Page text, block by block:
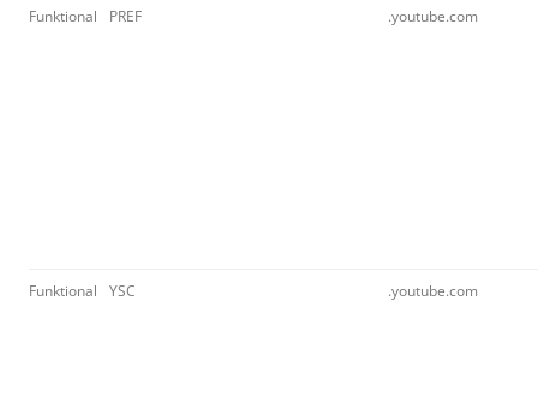
Funktional PREF .youtube.com
Funktional YSC .youtube.com